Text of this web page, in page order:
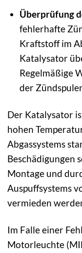
Überprüfung
fehlerhafte
Kraftstoff im
Katalysator
Regelmäßige
der
Der Katalysator
hohen
Abgassystems
Beschädigungen
Montage und
Auspuffsystems
vermieden
Im Falle einer
Motorleuchte